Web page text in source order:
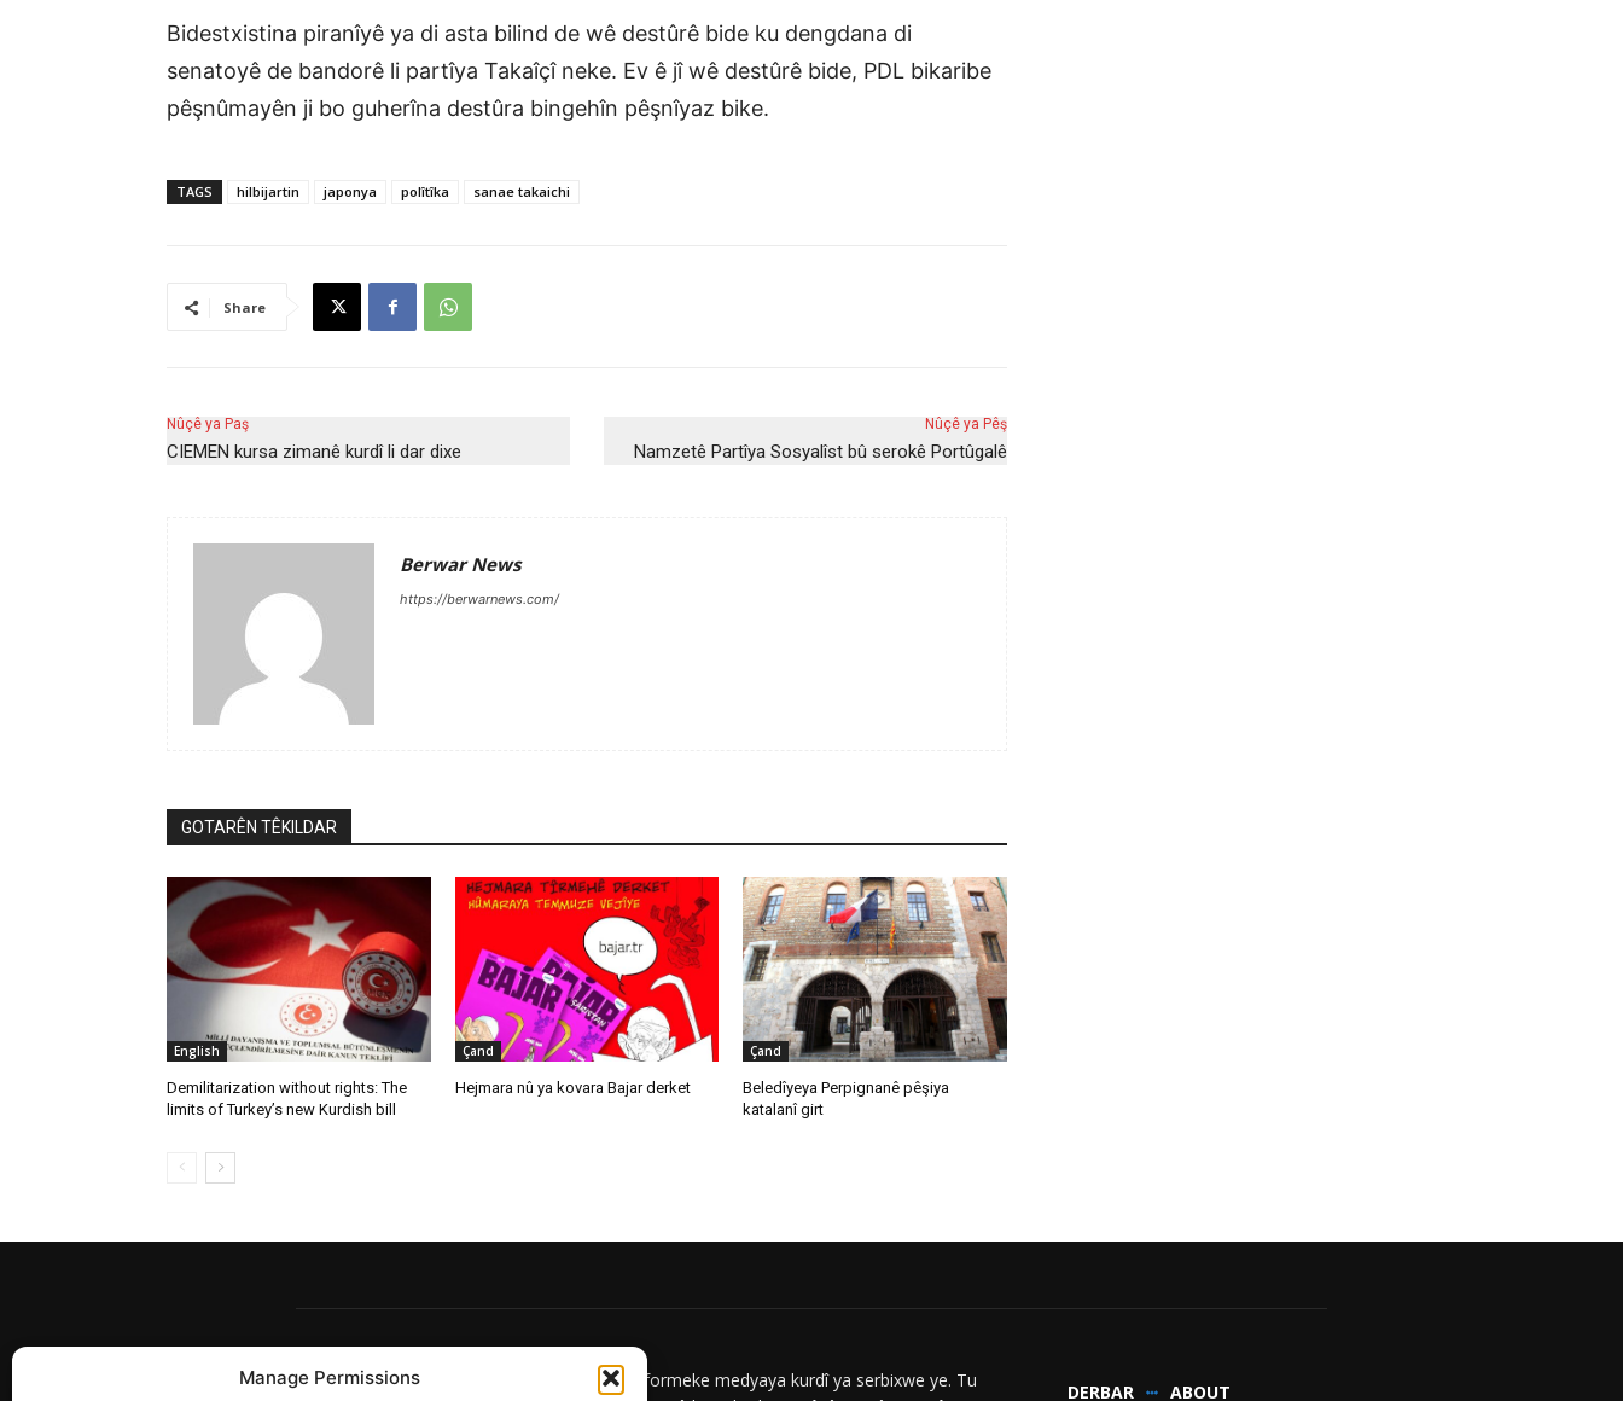
Manage Permissions
Bidestxistina piranîyê ya di asta bilind de wê destûrê bide ku dengdana di
senatoyê de bandorê li partîya Takaîçî neke. Ev ê jî wê destûrê bide, PDL bikaribe
pêşnûmayên ji bo guherîna destûra bingehîn pêşnîyaz bike.
TAGS hilbijartin japonya polîtîka sanae takaichi
Share
Nûçê ya Paş
CIEMEN kursa zimanê kurdî li dar dixe
Nûçê ya Pêş
Namzetê Partîya Sosyalîst bû serokê Portûgalê
Berwar News
https://berwarnews.com/
GOTARÊN TÊKILDAR
English
Demilitarization without rights: The
limits of Turkey’s new Kurdish bill
Çand
Hejmara nû ya kovara Bajar derket
Çand
Beledîyeya Perpignanê pêşiya
katalanî girt
Berwar News platformeke medyaya kurdî ya serbixwe ye. Tu
DERBAR ABOUT